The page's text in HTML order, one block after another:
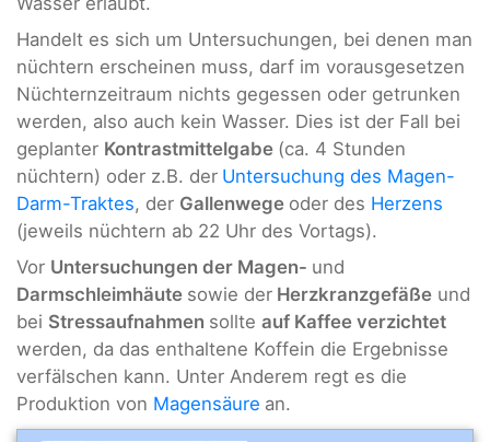
Handelt es sich um Untersuchungen, bei denen man
nüchtern erscheinen muss, darf im vorausgesetzen
Nüchternzeitraum nichts gegessen oder getrunken
werden, also auch kein Wasser. Dies ist der Fall bei
geplanter Kontrastmittelgabe (ca. 4 Stunden
nüchtern) oder z.B. der Untersuchung des Magen-
Darm-Traktes, der Gallenwege oder des Herzens
(jeweils nüchtern ab 22 Uhr des Vortags).
Vor Untersuchungen der Magen- und
Darmschleimhäute sowie der Herzkranzgefäße und
bei Stressaufnahmen sollte auf Kaffee verzichtet
werden, da das enthaltene Koffein die Ergebnisse
verfälschen kann. Unter Anderem regt es die
Produktion von Magensäure an.